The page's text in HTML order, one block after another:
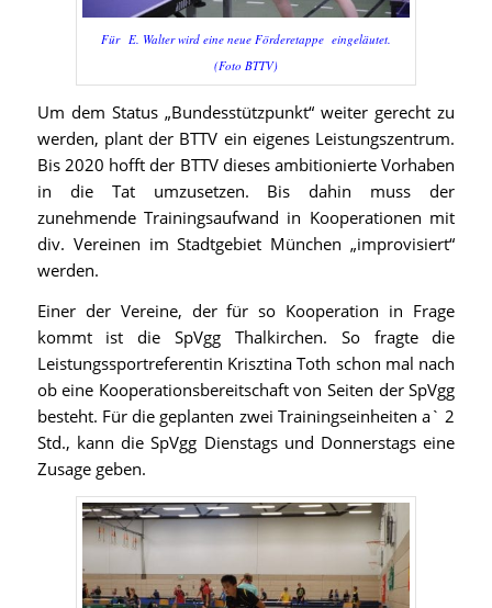
Für E. Walter wird eine neue Förderetappe eingeläutet.
(Foto BTTV)
Um dem Status „Bundesstützpunkt“ weiter gerecht zu
werden, plant der BTTV ein eigenes Leistungszentrum.
Bis 2020 hofft der BTTV dieses ambitionierte Vorhaben
in die Tat umzusetzen. Bis dahin muss der
zunehmende Trainingsaufwand in Kooperationen mit
div. Vereinen im Stadtgebiet München „improvisiert“
werden.
Einer der Vereine, der für so Kooperation in Frage
kommt ist die SpVgg Thalkirchen. So fragte die
Leistungssportreferentin Krisztina Toth schon mal nach
ob eine Kooperationsbereitschaft von Seiten der SpVgg
besteht. Für die geplanten zwei Trainingseinheiten a` 2
Std., kann die SpVgg Dienstags und Donnerstags eine
Zusage geben.